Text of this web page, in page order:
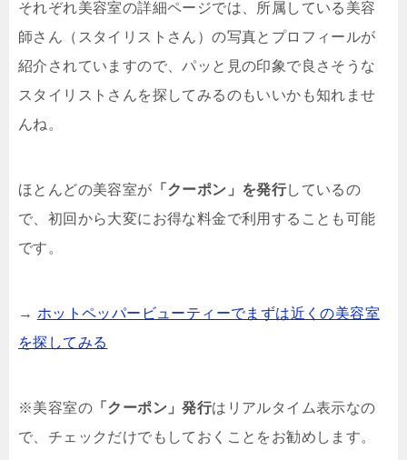
それぞれ美容室の詳細ページでは、所属している美容
師さん（スタイリストさん）の写真とプロフィールが
紹介されていますので、パッと見の印象で良さそうな
スタイリストさんを探してみるのもいいかも知れませ
んね。
ほとんどの美容室が 「クーポン」を発行しているの
で、初回から大変にお得な料金で利用することも可能
です。
→ ホットペッパービューティーでまずは近くの美容室
を探してみる
※美容室の 「クーポン」発行はリアルタイム表示なの
で、チェックだけでもしておくことをお勧めします。